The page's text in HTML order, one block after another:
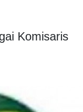
Komisaris